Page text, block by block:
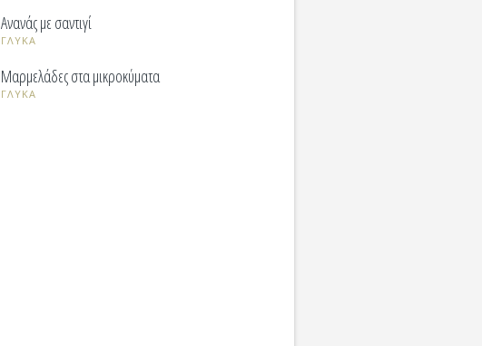
Ανανάς με σαντιγί
ΓΛΥΚΑ
Μαρμελάδες στα μικροκύματα
ΓΛΥΚΑ